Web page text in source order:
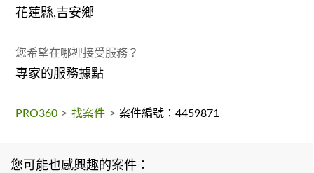
花蓮縣,吉安鄉
您希望在哪裡接受服務？
專家的服務據點
PRO360 > 找案件 > 案件編號：4459871
您可能也感興趣的案件：